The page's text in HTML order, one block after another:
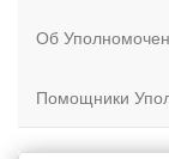
Об
Помощники